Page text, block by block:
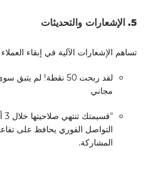
5. الإشعارات والتحديثات
تساهم الإشعارات الآلية في إبقاء
مجاني
التواصل الفوري يحافظ على
المشاركة.